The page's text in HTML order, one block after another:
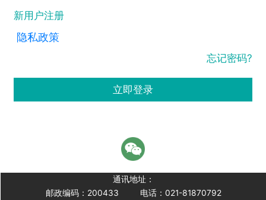
新用户注册
隐私政策
忘记密码?
立即登录
通讯地址：
邮政编码：200433
电话：021-81870792